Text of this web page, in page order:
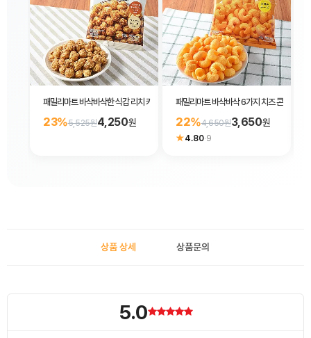
패밀리마트 바삭바삭한 식감 리치 카라멜 팝콘 56g
23%5,525원4,250원
패밀리마트 바삭바삭 6가지 치즈 콘스낵
22%4,650원3,650원
★4.80·9
상품 상세 상품문의
5.0